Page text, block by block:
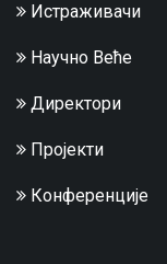
Истраживачи
Научно Веће
Директори
Пројекти
Конференције